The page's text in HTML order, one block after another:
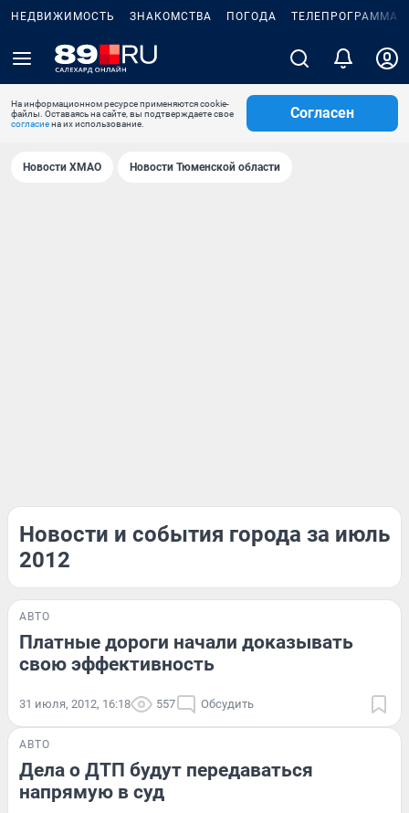
НЕДВИЖИМОСТЬ ЗНАКОМСТВА ПОГОДА ТЕЛЕПРОГРАММА
На информационном ресурсе применяются cookie-
файлы. Оставаясь на сайте, вы подтверждаете свое
согласиена их использование.
Согласен
Новости ХМАО Новости Тюменской области
Новости и события города за июль
2012
АВТО
Платные дороги начали доказывать
свою эффективность
31 июля, 2012, 16:18 557 Обсудить
АВТО
Дела о ДТП будут передаваться
напрямую в суд